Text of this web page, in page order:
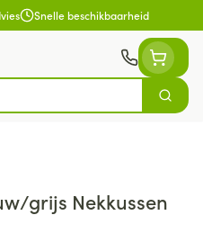
Snelle beschikbaarheid
Zoek
grijs Nekkussen